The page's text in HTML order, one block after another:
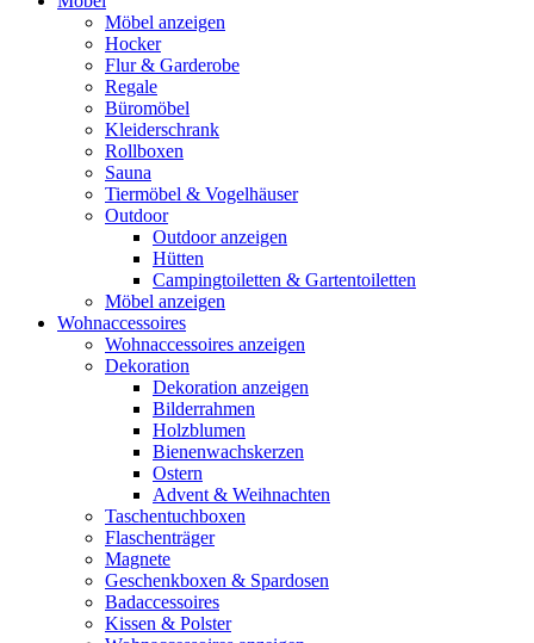
Möbel anzeigen
Hocker
Flur & Garderobe
Regale
Büromöbel
Kleiderschrank
Rollboxen
Sauna
Tiermöbel & Vogelhäuser
Outdoor
Outdoor anzeigen
Hütten
Campingtoiletten & Gartentoiletten
Möbel anzeigen
Wohnaccessoires
Wohnaccessoires anzeigen
Dekoration
Dekoration anzeigen
Bilderrahmen
Holzblumen
Bienenwachskerzen
Ostern
Advent & Weihnachten
Taschentuchboxen
Flaschenträger
Magnete
Geschenkboxen & Spardosen
Badaccessoires
Kissen & Polster